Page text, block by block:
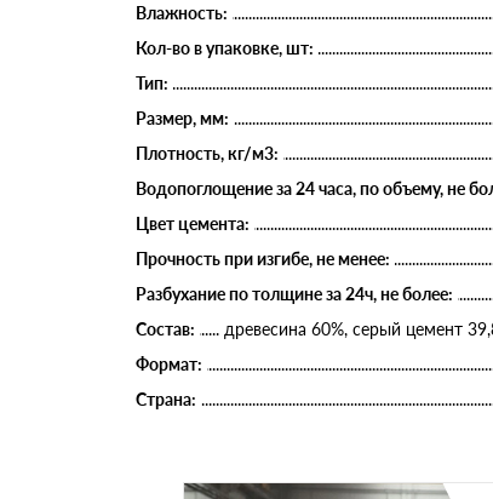
Влажность:
Кол-во в упаковке, шт:
Тип:
Размер, мм:
Плотность, кг/м3:
Водопоглощение за 24 часа, по объему, не
Цвет цемента:
Прочность при изгибе, не менее:
Разбухание по толщине за 24ч, не более:
Состав:
древесина 60%, серый цемент
Формат:
Страна: